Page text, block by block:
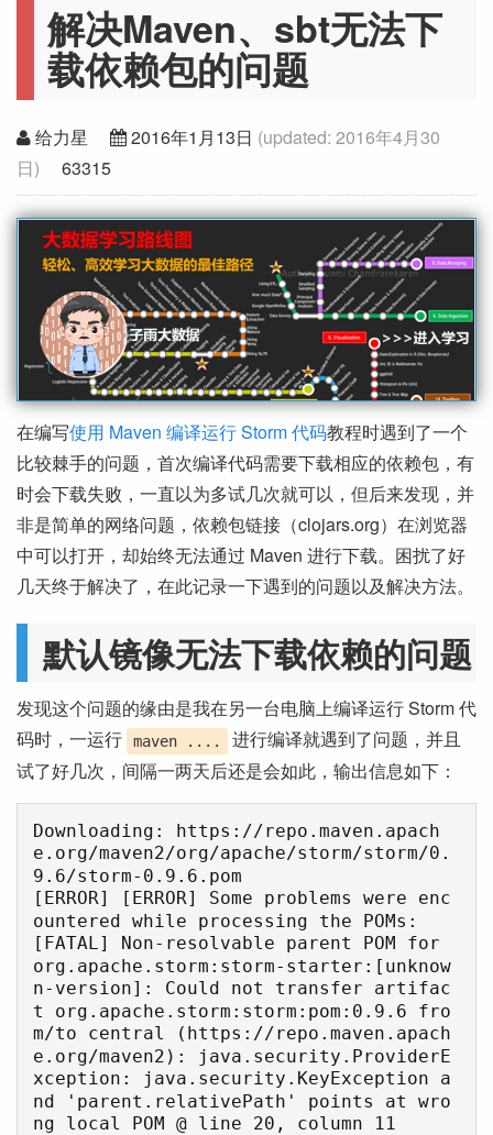
解决Maven、sbt无法下
载依赖包的问题
给力星 2016年1月13日 (updated: 2016年4月30
日) 63315
在编写使用 Maven 编译运行 Storm 代码教程时遇到了一个
比较棘手的问题，首次编译代码需要下载相应的依赖包，有
时会下载失败，一直以为多试几次就可以，但后来发现，并
非是简单的网络问题，依赖包链接（clojars.org）在浏览器
中可以打开，却始终无法通过 Maven 进行下载。困扰了好
几天终于解决了，在此记录一下遇到的问题以及解决方法。
默认镜像无法下载依赖的问题
发现这个问题的缘由是我在另一台电脑上编译运行 Storm 代
码时，一运行
maven ....
进行编译就遇到了问题，并且
试了好几次，间隔一两天后还是会如此，输出信息如下：
Downloading: https://repo.maven.apach
e.org/maven2/org/apache/storm/storm/0.
9.6/storm-0.9.6.pom
[ERROR] [ERROR] Some problems were enc
ountered while processing the POMs:
[FATAL] Non-resolvable parent POM for
org.apache.storm:storm-starter:[unknow
n-version]: Could not transfer artifac
t org.apache.storm:storm:pom:0.9.6 fro
m/to central (https://repo.maven.apach
e.org/maven2): java.security.ProviderE
xception: java.security.KeyException a
nd 'parent.relativePath' points at wro
ng local POM @ line 20, column 11